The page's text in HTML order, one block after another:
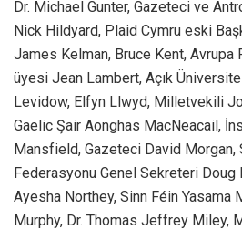
Dr. Michael Gunter, Gazeteci ve
Nick Hildyard, Plaid Cymru eski
James Kelman, Bruce Kent,
üyesi Jean Lambert, Açık
Levidow, Elfyn Llwyd, Milletvekili
Gaelic Şair Aonghas MacNeacail,
Mansfield, Gazeteci David Morgan,
Federasyonu Genel Sekreteri
Ayesha Northey, Sinn Féin Yasama
Murphy, Dr. Thomas Jeffrey Miley,